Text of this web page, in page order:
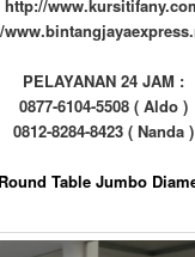
http://
PELAYANAN 24 JAM :
0877-6104-5508 ( Aldo )
0812-8284-8423 ( Nanda )
Table Jumbo